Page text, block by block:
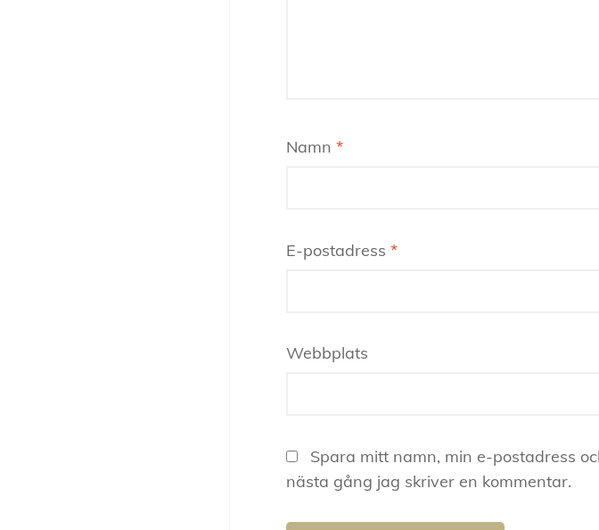
Namn *
E-postadress *
Webbplats
Spara mitt namn, min e-postadress
nästa gång jag skriver en kommentar.